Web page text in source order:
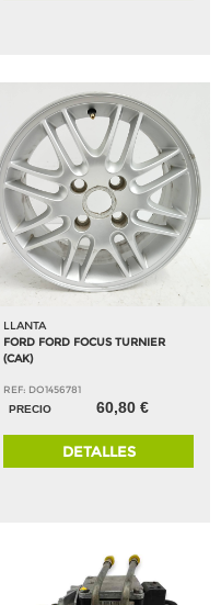
LLANTA
FORD FORD FOCUS TURNIER
(CAK)
REF: DO1456781
PRECIO
60,80 €
DETALLES